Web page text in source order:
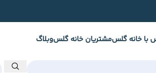
با خانه گلسمشتریان خانه گلسوبلاگ